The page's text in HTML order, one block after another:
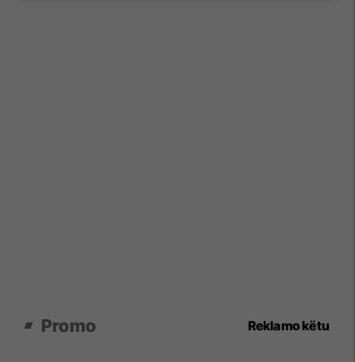
Promo Reklamo këtu